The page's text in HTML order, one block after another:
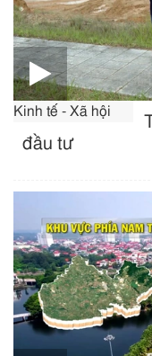
Kinh tế - Xã hội
đầu tư